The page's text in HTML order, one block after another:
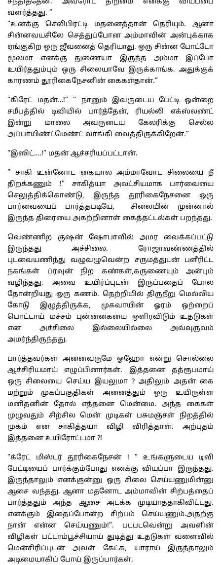
சந்தித்தேன். அவரோட திறமை எனக்கு வியப்பை
வளர்த்தது. ”
“உனக்கு செலிபிரட்டி மதனைத்தான் தெரியும். ஆனா
சின்னவயசிலே செத்துப்போன அம்மாவின் அன்புக்காக
ஏங்குகிற ஒரு ஜீவனைத் தெரியாது. ஒரு சின்ன போட்டோ
மூலமா எனக்கு துணையா இருந்த அம்மா இப்போ
உயிர்ததும்பும் ஒரு சிலையாவே இருக்காங்க. அதுக்குக்
காரணம் தூரிகைநேசனின் கைகள்தான்.”
“கிரேட் மதன்…!” ” நானும் இவருடைய பேட்டி ஒன்றை
சமீபத்தில் டிவியில் பார்த்தேன், ரியல்லி எக்ஸ்லண்ட்
இன்று மாலை அவருடைய கேலரிக்கு செல்ல
அப்பாயிண்ட்மெண்ட் வாங்கி வைத்திருக்கிறேன்.”
“இஸிட்….!” மதன் ஆச்சரியப்பட்டான்.
” சாகி உன்னோட கையால அம்மாவோட சிலையை நீ
திறக்கணும் !” சாகித்யா அலட்சியமாக பார்வையை
செலுத்திக்கொண்டு, இருந்த தூரிகைநேசனை ஒரு
பார்வையைப் பார்த்தபடியே, சிலையின் முன்னால்
இருந்த திரையை அகற்றினாள் கைத்தட்டல்கள் பறந்தது.
வெண்ணிற குஷன் ஷோபாவில் அமர வைக்கப்பட்டு
இருந்தது அச்சிலை. ரோஜாவண்ணத்தில்
புடவையணிந்து வழுவழுவென்ற சருமத்துடன் பளீரிட்ட
நகங்கள் ப்ரவுன் நிற கண்கள்,கருணையும் அன்பும்
வழிந்தது. அவை உயிர்ப்புடன் இருப்பதைப் போல
தோன்றியது ஒரு கணம். நெற்றியில் திருநீறு மெல்லிய
கோடு இழுத்திருக்க, முகவாயின் ஓரம் ஒற்றைப்
பொட்டாய் மச்சம் புன்னகையை ஒளிரவிடும் உதடுகள்
என அச்சிலை இல்லையில்லை அவ்வுருவம்
அமர்ந்திருந்தது.
பார்த்தவர்கள் அனைவருமே ஓஹோ என்று சொல்லை
ஆச்சிரியமாய் எழுப்பினார்கள். இத்தனை தத்ரூபமாய்
ஒரு சிலையை செய்ய இயலுமா ? அதிலும் அதன் கை
மற்றும் முகப்பகுதிகள் அனைத்தும் ஒரு உயிருள்ள
மனிதனின் தோல் எத்தனை மென்மை. அந்த கைகள்
முழுவதும் சிற்சில மென் முடிகள் பசுமஞ்சள் நிறத்தில்
முகம் என சாகித்தயா விழி விரித்தாள். அற்புதம்
இத்தனை உயிரோட்டமா ?!
“க்ரேட் மிஸ்டர் தூரிகைநேசன் ! ” உங்களுடைய டிவி
பேட்டியைப் பார்க்கும்போது எனக்கு வியப்பா இருந்தது.
இருந்தாலும் எனக்குன்னு ஒரு சிலை செய்யணுமின்னு
ஆசை வந்தது. ஆனா மதனோட அம்மாவின் சிற்பத்தைப்
பார்த்ததும் அந்த ஆசை அடக்க முடியாததாகிவிட்டது.
எனக்கும் இதைப்போன்ற சிற்பம் செய்யணும்.அதற்கு
நான் என்ன செய்யணும்!”. படபடவென்று அவளின்
விழிகள் பட்டாம்பூச்சியாய் துடித்து உதடுகள் வளைவில்
மென்சிரிப்புடன் அவள் கேட்க, யாராய் இருந்தாலும்
அடிமையாகிப் போய் இருப்பார்கள்.